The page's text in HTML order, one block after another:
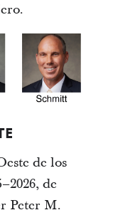
de los
de
Peter M.